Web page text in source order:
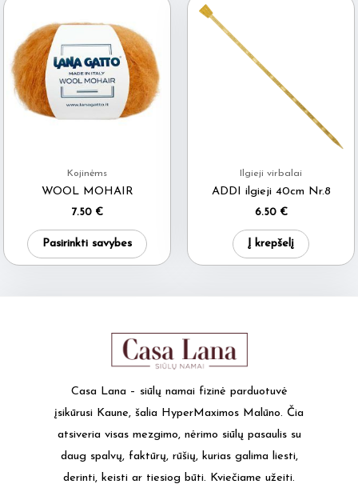
Kojinėms
WOOL MOHAIR
7.50 €
Pasirinkti savybes
product
multiple
options
may
be
chosen
on
the
Ilgieji virbalai
ADDI ilgieji 40cm Nr.8
6.50 €
Į krepšelį
Casa Lana – siūlų namai fizinė parduotuvė
įsikūrusi Kaune, šalia HyperMaximos Malūno. Čia
atsiveria visas mezgimo, nėrimo siūlų pasaulis su
daug spalvų, faktūrų, rūšių, kurias galima liesti,
derinti, keisti ar tiesiog būti. Kviečiame užeiti.